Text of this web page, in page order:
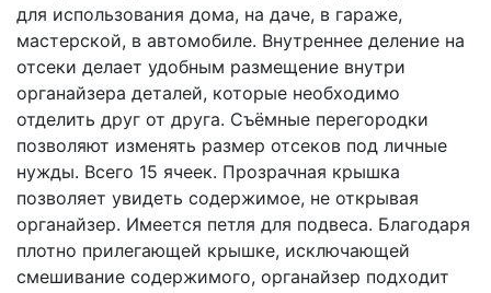
для использования дома, на даче, в гараже,
мастерской, в автомобиле. Внутреннее деление на
отсеки делает удобным размещение внутри
органайзера деталей, которые необходимо
отделить друг от друга. Съёмные перегородки
позволяют изменять размер отсеков под личные
нужды. Всего 15 ячеек. Прозрачная крышка
позволяет увидеть содержимое, не открывая
органайзер. Имеется петля для подвеса. Благодаря
плотно прилегающей крышке, исключающей
смешивание содержимого, органайзер подходит